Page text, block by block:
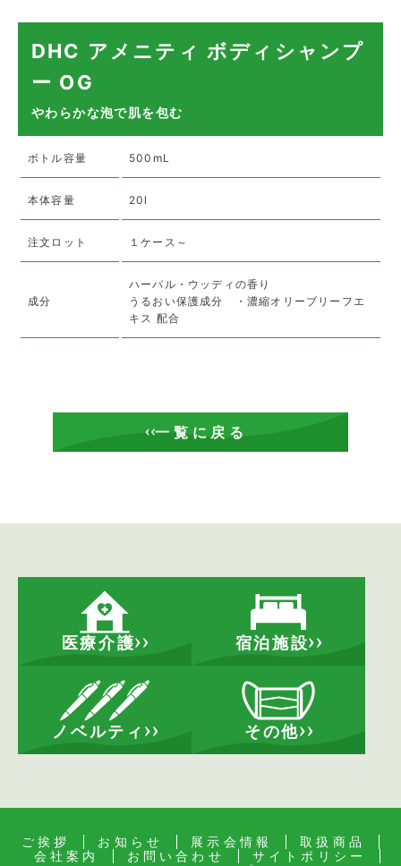
DHC アメニティ ボディシャンプ
ー OG
やわらかな泡で肌を包む
ボトル容量 500mL
本体容量 20l
注文ロット １ケース～
成分
ハーバル・ウッディの香り
うるおい保護成分 ・濃縮オリーブリーフエ
キス 配合
一覧に戻る
医療介護 宿泊施設
ノベルティ その他
ご挨拶 お知らせ 展示会情報
取扱商品
会社案内
お問い合わせ
サイトポリシー